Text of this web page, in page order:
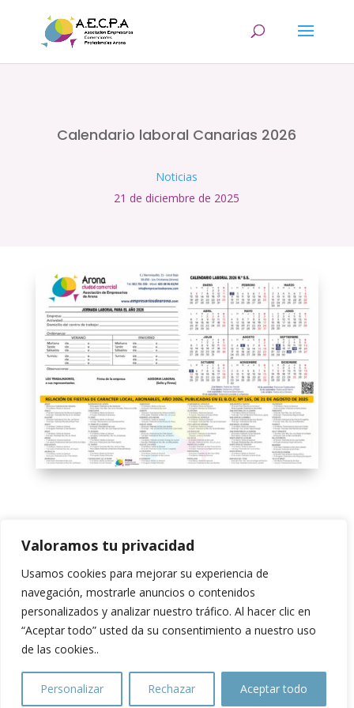
Valoramos tu privacidad
Usamos cookies para mejorar su experiencia de
navegación, mostrarle anuncios o contenidos
personalizados y analizar nuestro tráfico. Al hacer clic en
“Aceptar todo” usted da su consentimiento a nuestro uso
de las cookies..
Personalizar Rechazar Aceptar todo
Calendario laboral Canarias 2026
Noticias
21 de diciembre de 2025
←En Navidad “Compra en Arona”
Arona: Cuando la política local del sur pierde el norte,
una llamada a la cordura →